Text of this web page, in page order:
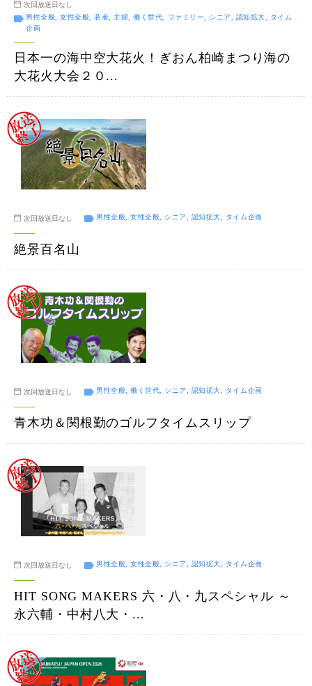
次回放送日なし
男性全般, 女性全般, 若者, 主婦, 働く世代, ファミリー, シニア, 認知拡大, タイム
企画
日本一の海中空大花火！ぎおん柏崎まつり海の
大花火大会２０...
次回放送日なし 男性全般, 女性全般, シニア, 認知拡大, タイム企画
絶景百名山
次回放送日なし 男性全般, 働く世代, シニア, 認知拡大, タイム企画
青木功＆関根勤のゴルフタイムスリップ
次回放送日なし 男性全般, 女性全般, シニア, 認知拡大, タイム企画
HIT SONG MAKERS 六・八・九スペシャル ～
永六輔・中村八大・...